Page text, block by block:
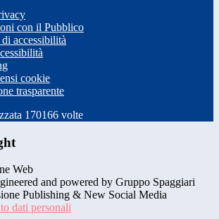
con il Pubblico
accessibilità
cookie
trasparente
170166 volte
and powered by Gruppo Spaggiari
Publishing & New Social Media
dati personali